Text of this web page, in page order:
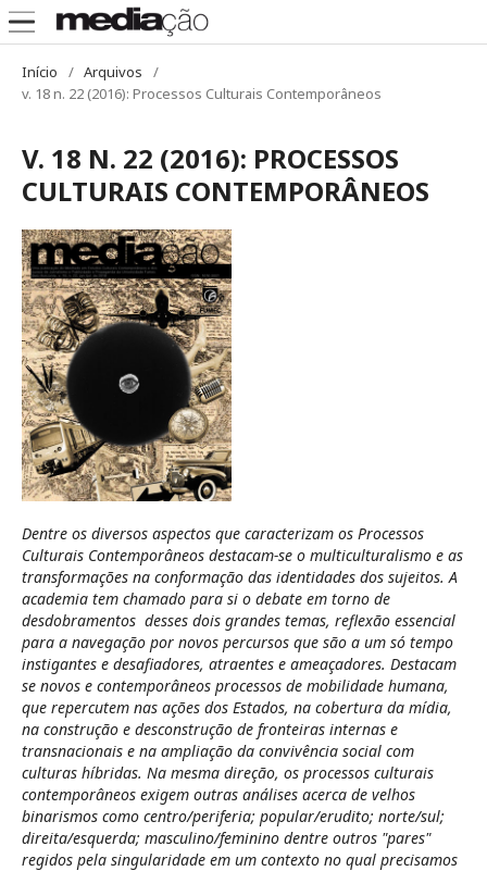
Início / Arquivos
/
v. 18 n. 22 (2016): Processos Culturais Contemporâneos
V. 18 N. 22 (2016): PROCESSOS
CULTURAIS CONTEMPORÂNEOS
Dentre os diversos aspectos que caracterizam os Processos
Culturais Contemporâneos destacam-se o multiculturalismo e as
transformações na conformação das identidades dos sujeitos. A
academia tem chamado para si o debate em torno de
desdobramentos desses dois grandes temas, reflexão essencial
para a navegação por novos percursos que são a um só tempo
instigantes e desafiadores, atraentes e ameaçadores. Destacam
se novos e contemporâneos processos de mobilidade humana,
que repercutem nas ações dos Estados, na cobertura da mídia,
na construção e desconstrução de fronteiras internas e
transnacionais e na ampliação da convivência social com
culturas híbridas. Na mesma direção, os processos culturais
contemporâneos exigem outras análises acerca de velhos
binarismos como centro/periferia; popular/erudito; norte/sul;
direita/esquerda; masculino/feminino dentre outros "pares"
regidos pela singularidade em um contexto no qual precisamos